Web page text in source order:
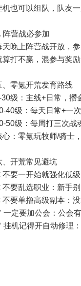
机也可以组队，队友
阵营战必参加
天晚上阵营战开放，
算打不赢，混参与奖
、零氪开荒发育路线
30级：主线+日常，攒
40级：每天日常+一
50级：每周打三次战
心：零氪玩牧师/骑士
、开荒常见避坑
不要一开始就强化低
不要乱选职业：新手
不要单撸高级副本：
一定要加公会：公会
挂机记得开自动修理